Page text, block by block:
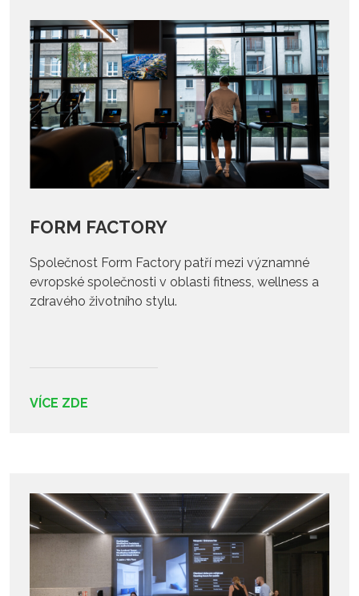
FORM FACTORY
Společnost Form Factory patří mezi významné
evropské společnosti v oblasti fitness, wellness a
zdravého životního stylu.
VÍCE ZDE